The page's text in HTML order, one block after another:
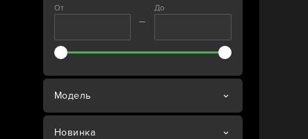
От
—
До
Модель
Новинка